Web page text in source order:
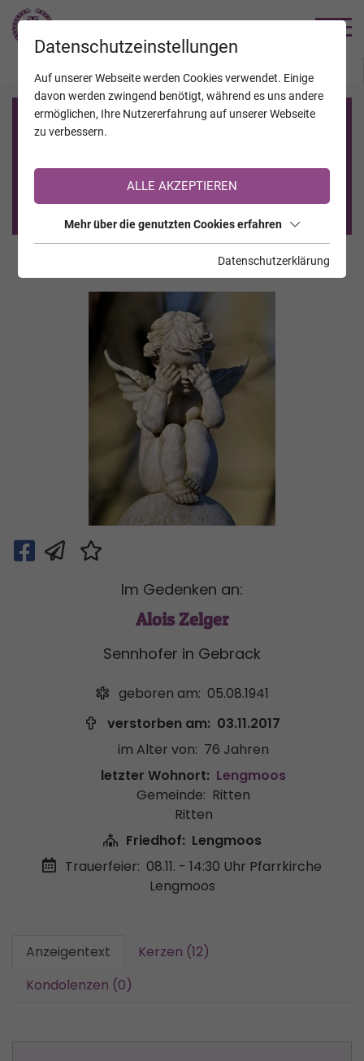
Registrierung auf TrauerHilfe.it
Sie sind noch nicht auf TrauerHilfe.it registriert?
>> zur kostenlosen Registrierung <<
Im Gedenken an:
Alois Zelger
Sennhofer in Gebrack
geboren am: 05.08.1941
verstorben am: 03.11.2017
im Alter von: 76 Jahren
letzter Wohnort: Lengmoos
Gemeinde: Ritten
Ritten
Friedhof: Lengmoos
Trauerfeier: 08.11. - 14:30 Uhr Pfarrkirche
Lengmoos
Anzeigentext
Kerzen (12)
Kondolenzen (0)
Datenschutzeinstellungen
Auf unserer Webseite werden Cookies verwendet. Einige
davon werden zwingend benötigt, während es uns andere
ermöglichen, Ihre Nutzererfahrung auf unserer Webseite
zu verbessern.
ALLE AKZEPTIEREN
Mehr über die genutzten Cookies erfahren
Datenschutzerklärung
JAHRESTAGE KALENDER VERSTORBENE